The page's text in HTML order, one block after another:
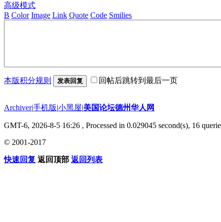
高级模式
B Color Image Link Quote Code Smilies
本版积分规则 发表回复 回帖后跳转到最后一页
Archiver|手机版|小黑屋|美国论坛德州华人网
GMT-6, 2026-8-5 16:26 , Processed in 0.029045 second(s), 16
© 2001-2017
快速回复 返回顶部 返回列表